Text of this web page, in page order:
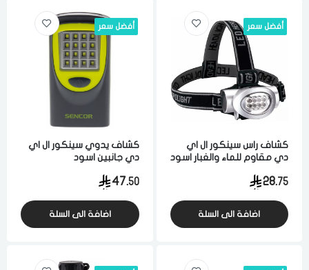
أفضل سعر
كشاف راس سينكور ال اي
دي مقاوم للماء والغبار اسود
28.75
اضافة الى السلة
أفضل سعر
كشاف يدوي سينكور ال اي
دي جانبين اسود
47.50
اضافة الى السلة